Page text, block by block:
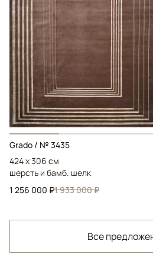
Grado / № 3435
424 x 306 см
шерсть и бамб. шелк
1 256 000 ₽1 933 000 ₽
Все